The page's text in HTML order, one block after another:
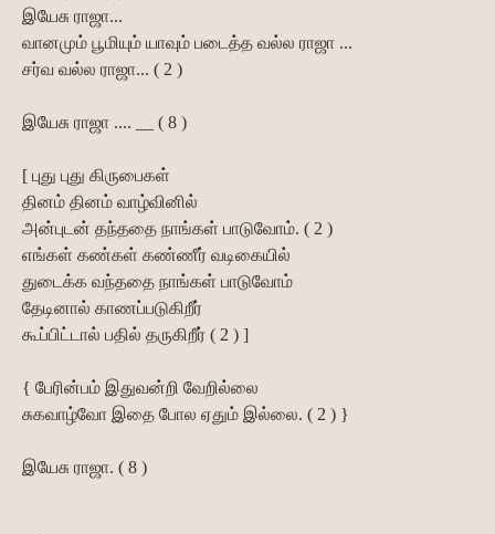
இயேசு ராஜா...
வானமும் பூமியும் யாவும் படைத்த வல்ல ராஜா ...
சர்வ வல்ல ராஜா... ( 2 )
இயேசு ராஜா .... __ ( 8 )
[ புது புது கிருபைகள்
தினம் தினம் வாழ்வினில்
அன்புடன் தந்ததை நாங்கள் பாடுவோம். ( 2 )
எங்கள் கண்கள் கண்ணீர் வடிகையில்
துடைக்க வந்ததை நாங்கள் பாடுவோம்
தேடினால் காணப்படுகிறீர்
கூப்பிட்டால் பதில் தருகிறீர் ( 2 ) ]
{ பேரின்பம் இதுவன்றி வேறில்லை
சுகவாழ்வோ இதை போல ஏதும் இல்லை. ( 2 ) }
இயேசு ராஜா. ( 8 )